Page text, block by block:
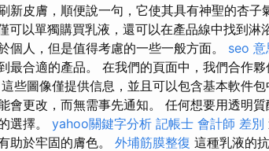
新皮膚，順便說一句，它使其具有神聖的杏子
可以單獨購買乳液，還可以在產品線中找到淋
個人，但是值得考慮的一些一般方面。 seo 意
最合適的產品。 在我們的頁面中，我們合作夥
些圖像僅提供信息，並且可以包含基本軟件
會更改，而無需事先通知。 任何想要用透明
選擇。 yahoo關鍵字分析 記帳士 會計師 差別
助於牢固的膚色。 外埔筋膜整復 這種乳液的